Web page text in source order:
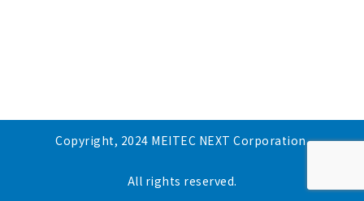
Copyright, 2024 MEITEC NEXT Corporation.
All rights reserved.